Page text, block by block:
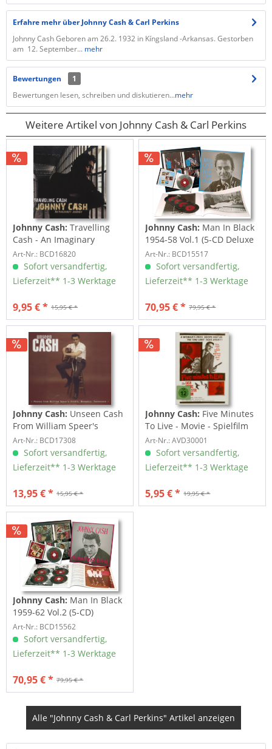
Erfahre mehr über Johnny Cash & Carl Perkins
Johnny Cash Geboren am 26.2. 1932 in Kíngsland -Arkansas. Gestorben
am 12. September... mehr
Bewertungen
1
Bewertungen lesen, schreiben und diskutieren...mehr
Weitere Artikel von Johnny Cash & Carl Perkins
Johnny Cash: Travelling
Cash - An Imaginary
Journey (CD)
Art-Nr.: BCD16820
Sofort versandfertig,
Lieferzeit** 1-3 Werktage
15,95 € *
9,95 € *
Johnny Cash: Man In Black
1954-58 Vol.1 (5-CD Deluxe
Box Set)
Art-Nr.: BCD15517
Sofort versandfertig,
Lieferzeit** 1-3 Werktage
79,95 € *
70,95 € *
Johnny Cash: Unseen Cash
From William Speer's
Studio
Art-Nr.: BCD17308
Sofort versandfertig,
Lieferzeit** 1-3 Werktage
15,95 € *
13,95 € *
Johnny Cash: Five Minutes
To Live - Movie - Spielfilm
(DVD)
Art-Nr.: AVD30001
Sofort versandfertig,
Lieferzeit** 1-3 Werktage
19,95 € *
5,95 € *
Johnny Cash: Man In Black
1959-62 Vol.2 (5-CD)
Art-Nr.: BCD15562
Sofort versandfertig,
Lieferzeit** 1-3 Werktage
79,95 € *
70,95 € *
Alle "Johnny Cash & Carl Perkins" Artikel anzeigen